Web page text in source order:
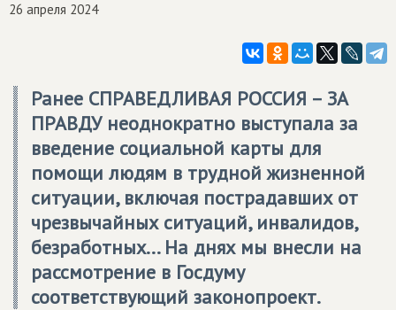
26 апреля 2024
Ранее СПРАВЕДЛИВАЯ РОССИЯ – ЗА
ПРАВДУнеоднократно выступала за
введение социальной карты для
помощи людям в трудной жизненной
ситуации, включая пострадавших от
чрезвычайных ситуаций, инвалидов,
безработных... На днях мы внесли на
рассмотрение в Госдуму
соответствующий законопроект.